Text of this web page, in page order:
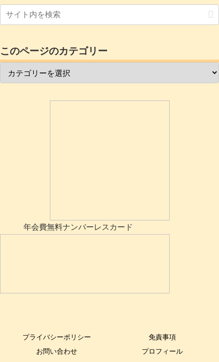
このページのカテゴリー
年会費無料ナンバーレスカード
プライバシーポリシー
免責事項
お問い合わせ
プロフィール